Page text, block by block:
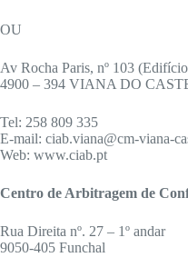
OU
Av Rocha Paris, nº 103
4900 – 394 VIANA DO
Tel: 258 809 335
E-mail: ciab.viana@cm-viana-
Web: www.ciab.pt
Centro de Arbitragem de
Rua Direita nº. 27 – 1º andar
9050-405 Funchal